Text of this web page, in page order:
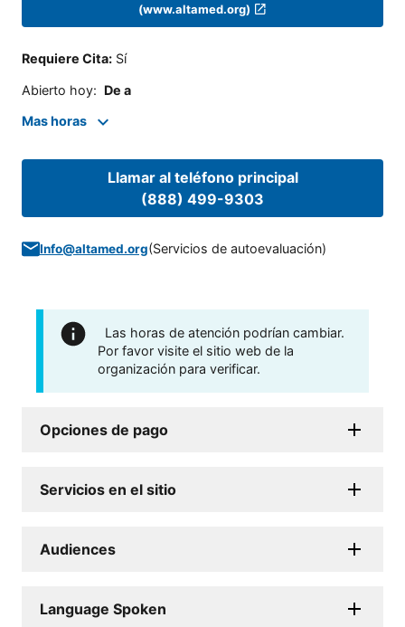
(www.altamed.org)
Requiere Cita: Sí
Abierto hoy: De a
Mas horas
Llamar al teléfono principal
(888) 499-9303
Info@altamed.org(Servicios de autoevaluación)
Las horas de atención podrían cambiar.
Por favor visite el sitio web de la
organización para verificar.
Opciones de pago
Servicios en el sitio
Audiences
Language Spoken